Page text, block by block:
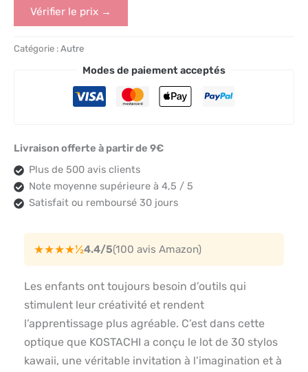
Vérifier le prix →
Catégorie : Autre
Modes de paiement acceptés
Livraison offerte à partir de 9€
Plus de 500 avis clients
Note moyenne supérieure à 4,5 / 5
Satisfait ou remboursé 30 jours
★★★★½4.4/5(100 avis Amazon)
Les enfants ont toujours besoin d’outils qui
stimulent leur créativité et rendent
l’apprentissage plus agréable. C’est dans cette
optique que KOSTACHI a conçu le lot de 30 stylos
kawaii, une véritable invitation à l’imagination et à